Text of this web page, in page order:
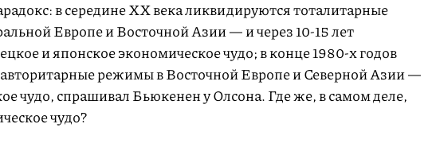
в середине ХХ века ликвидируются тоталитарные
Европе и Восточной Азии — и через10-15лет
и японское экономическое чудо; в конце1980-хгодов
режимы в Восточной Европе и Северной Азии —
чудо, спрашивал Бьюкенен у Олсона. Где же, в самом деле,
чудо?